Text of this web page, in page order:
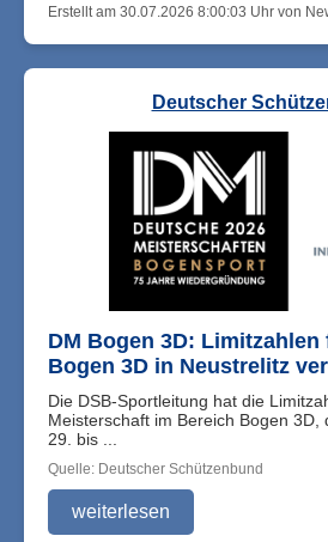
Erstellt am 30.07.2026 8:00:03 Uhr von
Deutscher
DM Bogen 3D: Limitzahlen
Bogen 3D in Neustrelitz
Die DSB-Sportleitung hat die
Meisterschaft im Bereich Bogen 3D,
29. bis ...
Quelle: Deutscher Schützenbund
weiterlesen